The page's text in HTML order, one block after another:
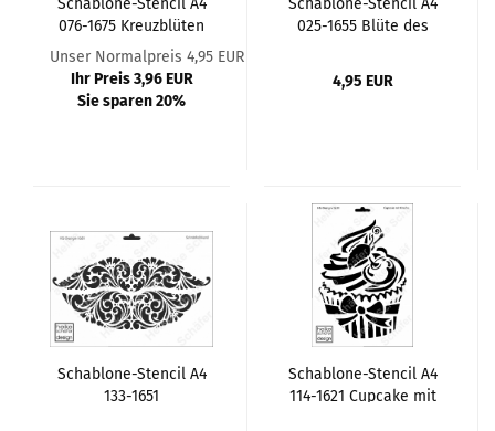
Schablone-Stencil A4
076-1675 Kreuzblüten
Fläche
Unser Normalpreis 4,95 EUR
Ihr Preis 3,96 EUR
Sie sparen 20%
Schablone-Stencil A4
025-1655 Blüte des
4,95 EUR
Schablone-Stencil A4
133-1651
Schablone-Stencil A4
114-1621 Cupcake mit